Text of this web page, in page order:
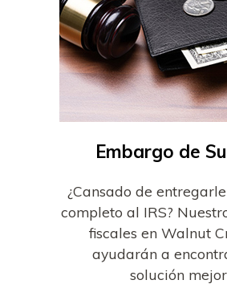
Embargo de
¿Cansado de
completo al IRS?
fiscales en Walnut
ayudarán a
solución